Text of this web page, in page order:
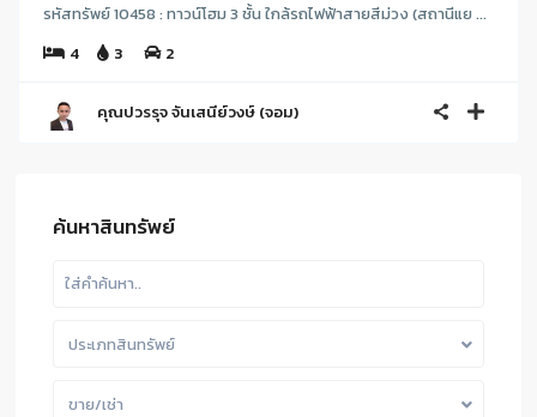
รหัสทรัพย์ 10458 : ทาวน์โฮม 3 ชั้น ใกล้รถไฟฟ้าสายสีม่วง (สถานีแย ...
4
3 2
คุณปวรรุจ จันเสนีย์วงษ์ (จอม)
ค้นหาสินทรัพย์
ประเภทสินทรัพย์
ขาย/เช่า